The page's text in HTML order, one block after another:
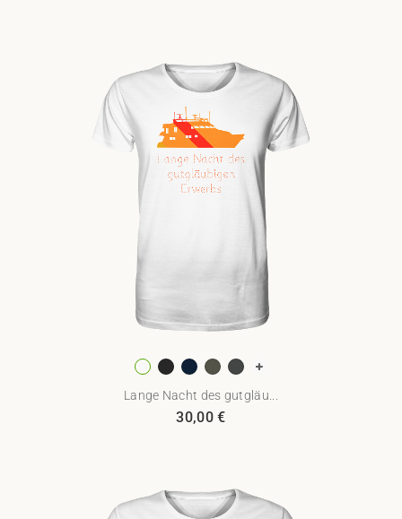
Lange Nacht des gutgläu...
30,00€